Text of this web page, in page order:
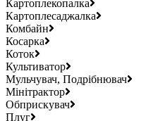
Картоплекопалка
Картоплесаджалка
Комбайн
Косарка
Коток
Культиватор
Мульчувач, Подрібнювач
Мінітрактор
Обприскувач
Плуг